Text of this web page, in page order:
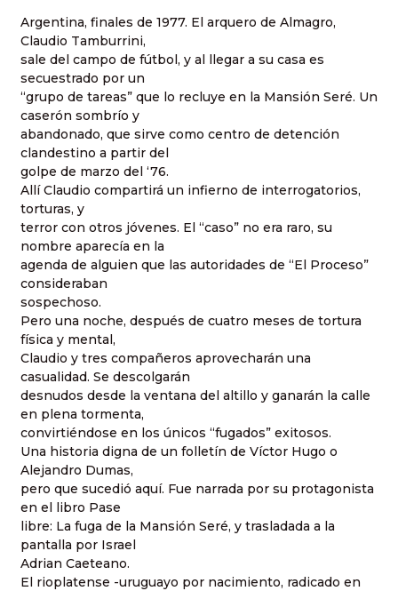
Argentina, finales de 1977. El arquero de Almagro,
Claudio Tamburrini,
sale del campo de fútbol, y al llegar a su casa es
secuestrado por un
“grupo de tareas” que lo recluye en la Mansión Seré. Un
caserón sombrío y
abandonado, que sirve como centro de detención
clandestino a partir del
golpe de marzo del ‘76.
Allí Claudio compartirá un infierno de interrogatorios,
torturas, y
terror con otros jóvenes. El “caso” no era raro, su
nombre aparecía en la
agenda de alguien que las autoridades de “El Proceso”
consideraban
sospechoso.
Pero una noche, después de cuatro meses de tortura
física y mental,
Claudio y tres compañeros aprovecharán una
casualidad. Se descolgarán
desnudos desde la ventana del altillo y ganarán la calle
en plena tormenta,
convirtiéndose en los únicos “fugados” exitosos.
Una historia digna de un folletín de Víctor Hugo o
Alejandro Dumas,
pero que sucedió aquí. Fue narrada por su protagonista
en el libro Pase
libre: La fuga de la Mansión Seré, y trasladada a la
pantalla por Israel
Adrian Caeteano.
El rioplatense -uruguayo por nacimiento, radicado en